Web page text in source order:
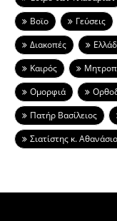
Βοϊο
Γεύσεις
Διακοπές
Καιρός
Ομορφιά
Πατήρ Βασίλειος
Σιατίστης κ.